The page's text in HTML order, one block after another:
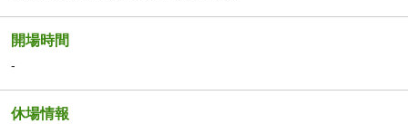
開場時間
-
休場情報